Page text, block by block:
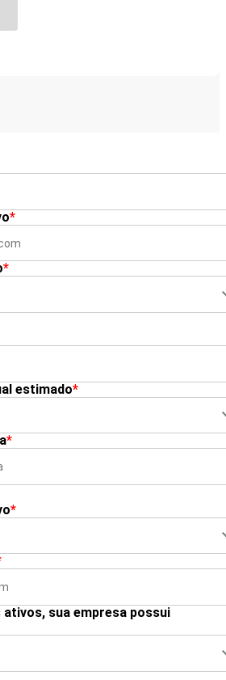
*
*
estimado*
*
*
sua empresa possui